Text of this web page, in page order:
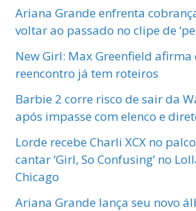
Ariana Grande enfrenta
voltar ao passado no clipe de
New Girl: Max Greenfield afirma
reencontro já tem roteiros
Barbie 2 corre risco de sair da
após impasse com elenco e
Lorde recebe Charli XCX no
cantar ‘Girl, So Confusing’ no
Chicago
Ariana Grande lança seu novo